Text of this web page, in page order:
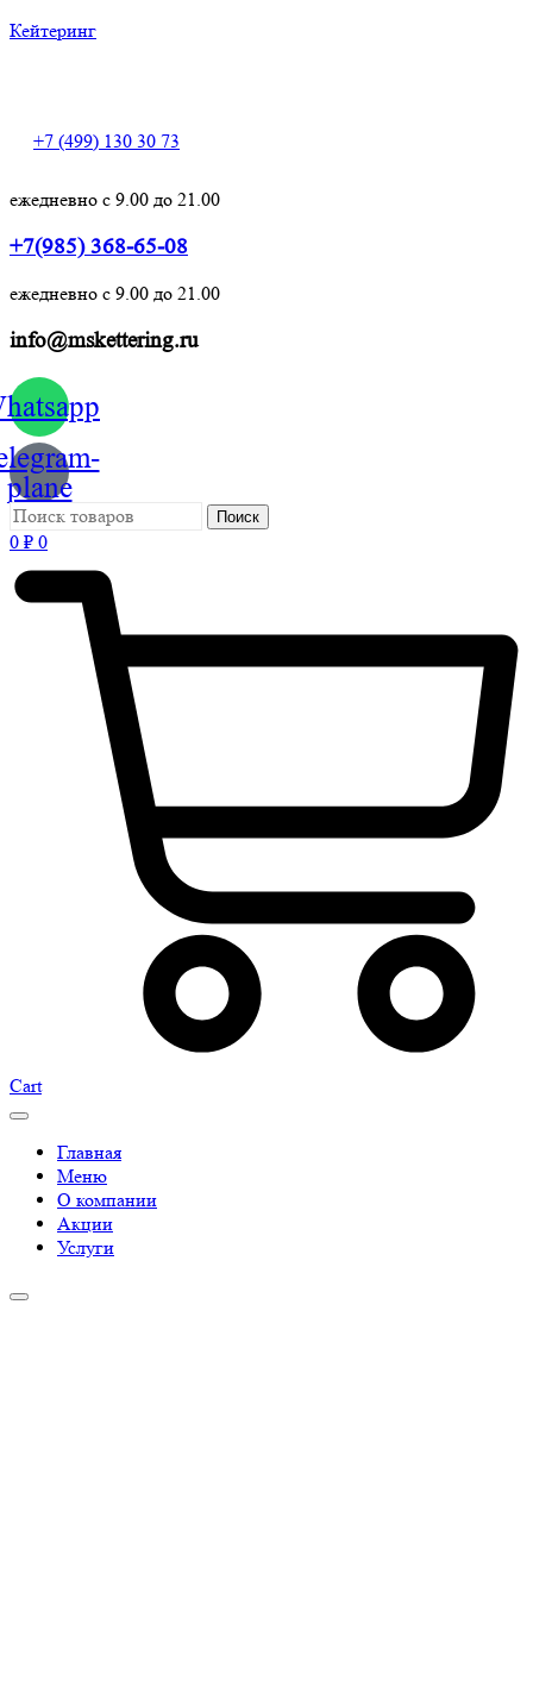
Кейтеринг
+7 (499) 130 30 73
ежедневно с 9.00 до 21.00
+7(985) 368-65-08
ежедневно с 9.00 до 21.00
info@mskettering.ru
plane
Поиск
0 ₽ 0
Cart
Главная
Меню
О компании
Акции
Услуги